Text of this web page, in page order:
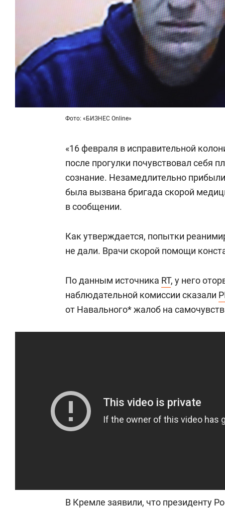
Фото: «БИЗНЕС Online»
«16 февраля в исправительной
после прогулки почувствовал себя
сознание. Незамедлительно
была вызвана бригада скорой
в сообщении.
Как утверждается, попытки
не дали. Врачи скорой помощи
По данным источника RT, у него
наблюдательной комиссии сказали
от Навального* жалоб на
В Кремле заявили, что президенту